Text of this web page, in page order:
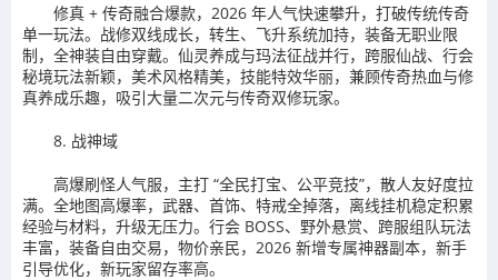
修真 + 传奇融合爆款，2026 年人气快速攀升，打破传统传奇
单一玩法。战修双线成长，转生、飞升系统加持，装备无职业限
制，全神装自由穿戴。仙灵养成与玛法征战并行，跨服仙战、行会
秘境玩法新颖，美术风格精美，技能特效华丽，兼顾传奇热血与修
真养成乐趣，吸引大量二次元与传奇双修玩家。
8. 战神域
高爆刷怪人气服，主打 “全民打宝、公平竞技”，散人友好度拉
满。全地图高爆率，武器、首饰、特戒全掉落，离线挂机稳定积累
经验与材料，升级无压力。行会 BOSS、野外悬赏、跨服组队玩法
丰富，装备自由交易，物价亲民，2026 新增专属神器副本，新手
引导优化，新玩家留存率高。